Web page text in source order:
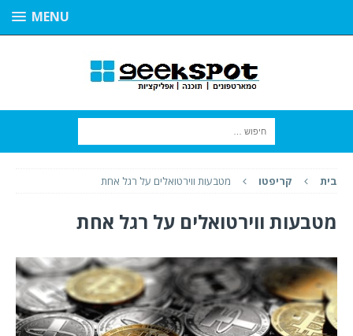
MENU
בית קריפטו מטבעות ווירטואלים על רגל אחת
מטבעות ווירטואלים על רגל אחת